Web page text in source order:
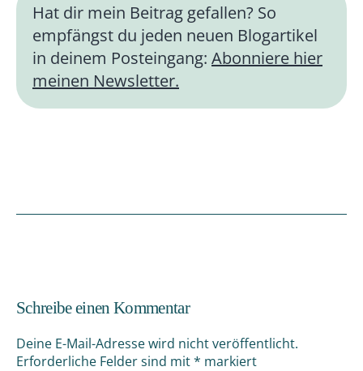
Hat dir mein Beitrag gefallen? So
empfängst du jeden neuen Blogartikel
in deinem Posteingang: Abonniere hier
meinen Newsletter.
Schreibe einen Kommentar
Deine E-Mail-Adresse wird nicht veröffentlicht.
Erforderliche Felder sind mit* markiert